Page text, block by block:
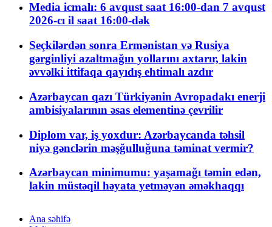
Media icmalı: 6 avqust saat 16:00-dan 7 avqust
2026-cı il saat 16:00-dək
Seçkilərdən sonra Ermənistan və Rusiya
gərginliyi azaltmağın yollarını axtarır, lakin
əvvəlki ittifaqa qayıdış ehtimalı azdır
Azərbaycan qazı Türkiyənin Avropadakı enerji
ambisiyalarının əsas elementinə çevrilir
Diplom var, iş yoxdur: Azərbaycanda təhsil
niyə gənclərin məşğulluğuna təminat vermir?
Azərbaycan minimumu: yaşamağı təmin edən,
lakin müstəqil həyata yetməyən əməkhaqqı
Ana səhifə